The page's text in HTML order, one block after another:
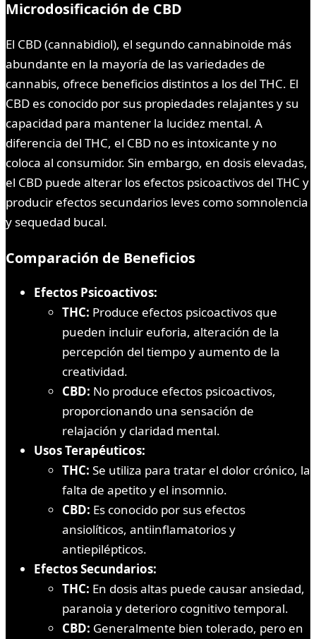
Microdosificación de CBD
El CBD (cannabidiol), el segundo cannabinoide más
abundante en la mayoría de las variedades de
cannabis, ofrece beneficios distintos a los del THC. El
CBD es conocido por sus propiedades relajantes y su
capacidad para mantener la lucidez mental. A
diferencia del THC, el CBD no es intoxicante y no
coloca al consumidor. Sin embargo, en dosis elevadas,
el CBD puede alterar los efectos psicoactivos del THC y
producir efectos secundarios leves como somnolencia
y sequedad bucal.
Comparación de Beneficios
Efectos Psicoactivos:
THC: Produce efectos psicoactivos que
pueden incluir euforia, alteración de la
percepción del tiempo y aumento de la
creatividad.
CBD: No produce efectos psicoactivos,
proporcionando una sensación de
relajación y claridad mental.
Usos Terapéuticos:
THC: Se utiliza para tratar el dolor crónico, la
falta de apetito y el insomnio.
CBD: Es conocido por sus efectos
ansiolíticos, antiinflamatorios y
antiepilépticos.
Efectos Secundarios:
THC: En dosis altas puede causar ansiedad,
paranoia y deterioro cognitivo temporal.
CBD: Generalmente bien tolerado, pero en